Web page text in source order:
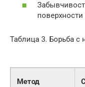
поверхности
Таблица 3. Борьба с
Метод